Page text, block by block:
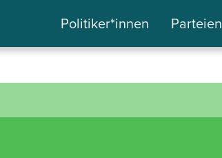
Politiker*innen Parteien